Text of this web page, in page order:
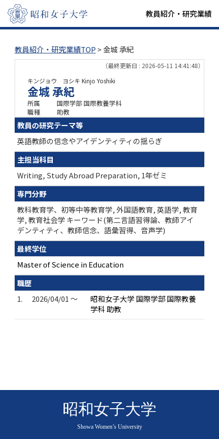
教員紹介・研究業績
教員紹介・研究業績TOP > 金城 承紀
（最終更新日 : 2026-05-11 14:41:48）
キンジョウ ヨシキ Kinjo Yoshiki
金城 承紀
所属
国際学部 国際教養学科
職種
助教
教員の研究テーマ等
英語教師の信念やアイデンティティの揺らぎ
主担当科目
Writing, Study Abroad Preparation, 1年ゼミ
専門分野
教科教育学、初等中等教育学, 外国語教育, 英語学, 教育
学, 教育社会学 キーワード(第二言語習得論、教師アイ
デンティティ、教師信念、語彙習得、音声学)
最終学位
Master of Science in Education
職歴
1.
2026/04/01 ～
昭和女子大学 国際学部 国際教養
学科 助教
昭和女子大学
Showa Women’s University